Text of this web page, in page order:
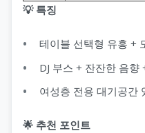
💡 특징
테이블 선택형 유흥 +
DJ 부스 + 잔잔한 음향
여성층 전용 대기공간
🌟 추천 포인트